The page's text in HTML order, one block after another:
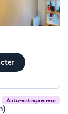
Auto-entrepreneur